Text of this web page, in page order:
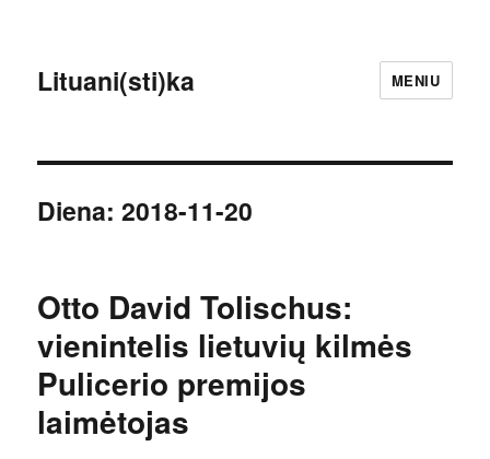
Lituani(sti)ka MENIU
Diena:2018-11-20
Otto David Tolischus:
vienintelis lietuvių kilmės
Pulicerio premijos
laimėtojas